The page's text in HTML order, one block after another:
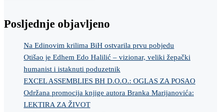
Posljednje objavljeno
Na Edinovim krilima BiH ostvarila prvu pobjedu
Otišao je Edhem Edo Halilić – vizionar, veliki žepački
humanist i istaknuti poduzetnik
EXCEL ASSEMBLIES BH D.O.O.: OGLAS ZA POSAO
Održana promocija knjige autora Branka Marijanovića:
LEKTIRA ZA ŽIVOT